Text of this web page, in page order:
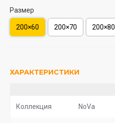
Размер
200×60 200×70 200×80
ХАРАКТЕРИСТИКИ
Коллекция NoVa